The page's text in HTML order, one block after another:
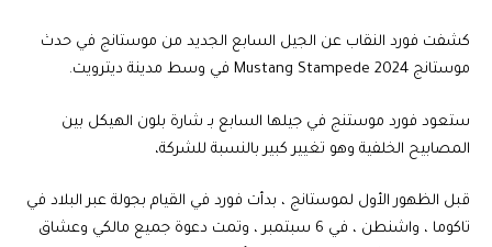
كشفت فورد النقاب عن الجيل السابع الجديد من موستانج في حدث
موستانج 2024 Mustang Stampede في وسط مدينة ديترويت.
ستعود فورد موستنج في جيلها السابع بـ شارة بلون الهيكل بين
المصابيح الخلفية وهو تغيير كبير بالنسبة للشركة،
قبل الظهور الأول لموستانج ، بدأت فورد في القيام بجولة عبر البلاد في
تاكوما ، واشنطن ، في 6 سبتمبر ، وتمت دعوة جميع مالكي وعشاق